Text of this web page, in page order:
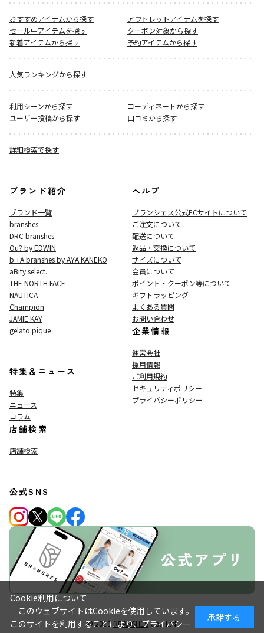
おすすめアイテムから探す
アウトレットアイテムを探す
セール中アイテムを探す
クーポン対象から探す
新着アイテムから探す
予約アイテムから探す
人気ランキングから探す
利用シーンから探す
コーディネートから探す
ユーザー投稿から探す
口コミから探す
詳細検索で探す
ブランド紹介
ブランド一覧
branshes
DRC branshes
Ou? by EDWIN
b.+A branshes by AYA KANEKO
aBity select.
THE NORTH FACE
NAUTICA
Champion
JAMIE KAY
gelato pique
特集＆ニュース
特集
ニュース
コラム
店舗検索
店舗検索
ヘルプ
ブランシェス公式ECサイトについて
ご注文について
配送について
返品・交換について
サイズについて
会員について
ポイント・クーポン等について
ギフトラッピング
よくある質問
お問い合わせ
企業情報
運営会社
採用情報
ご利用規約
セキュリティポリシー
プライバシーポリシー
公式SNS
© 2019BRANSHESCo., Ltd.
Cookie利用について
このウェブサイトはCookieを使用しています。
このサイトを利用することにより、プライバシー
承諾する